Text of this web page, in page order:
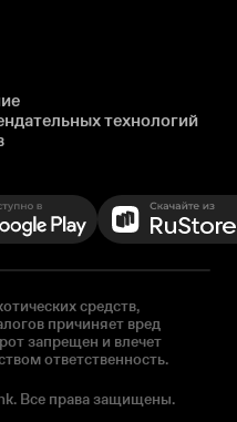
технологий
средств,
причиняет вред
запрещен и влечет
ответственность.
Все права защищены.